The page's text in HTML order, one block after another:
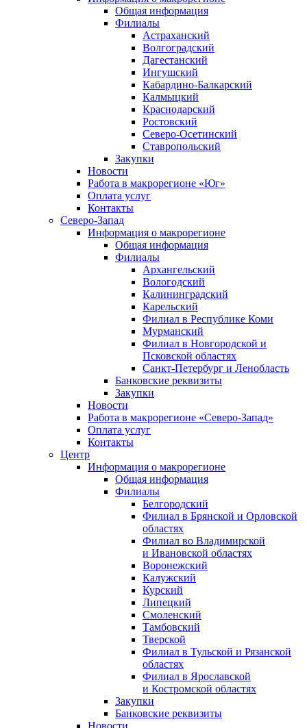
Общая информация
Филиалы
Астраханский
Волгоградский
Дагестанский
Ингушский
Кабардино-Балкарский
Калмыцкий
Краснодарский
Ростовский
Северо-Осетинский
Ставропольский
Закупки
Новости
Работа в макрорегионе «Юг»
Оплата услуг
Контакты
Северо-Запад
Информация о макрорегионе
Общая информация
Филиалы
Архангельский
Вологодский
Калининградский
Карельский
Филиал в Республике Коми
Мурманский
Филиал в Новгородской и
Псковской областях
Санкт-Петербург и Ленобласть
Банковские реквизиты
Закупки
Новости
Работа в макрорегионе «Северо-Запад»
Оплата услуг
Контакты
Центр
Информация о макрорегионе
Общая информация
Филиалы
Белгородский
Филиал в Брянской и Орловской
областях
Филиал во Владимирской
и Ивановской областях
Воронежский
Калужский
Курский
Липецкий
Смоленский
Тамбовский
Тверской
Филиал в Тульской и Рязанской
областях
Филиал в Ярославской
и Костромской областях
Закупки
Банковские реквизиты
Новости